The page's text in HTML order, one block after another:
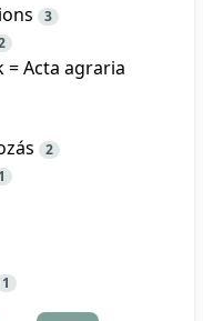
3
Acta agraria
2
1
1